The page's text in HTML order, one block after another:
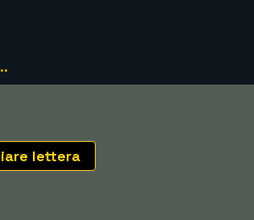
lettera